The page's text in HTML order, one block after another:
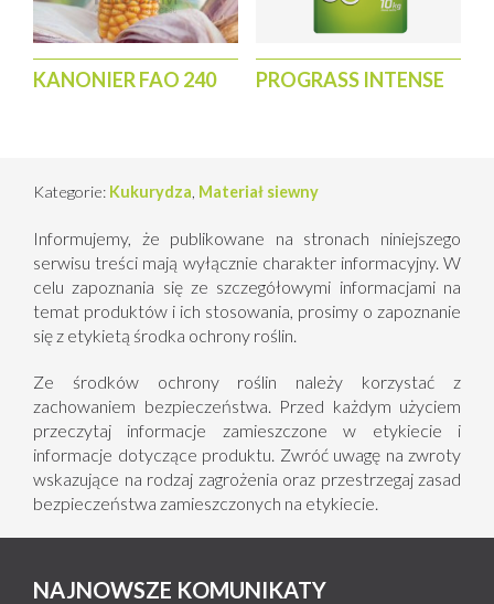
KANONIER FAO 240 PROGRASS INTENSE
Kategorie: Kukurydza Materiał siewny
Informujemy, że publikowane na stronach niniejszego
serwisu treści mają wyłącznie charakter informacyjny. W
celu zapoznania się ze szczegółowymi informacjami na
temat produktów i ich stosowania, prosimy o zapoznanie
się z etykietą środka ochrony roślin.
Ze środków ochrony roślin należy korzystać z
zachowaniem bezpieczeństwa. Przed każdym użyciem
przeczytaj informacje zamieszczone w etykiecie i
informacje dotyczące produktu. Zwróć uwagę na zwroty
wskazujące na rodzaj zagrożenia oraz przestrzegaj zasad
bezpieczeństwa zamieszczonych na etykiecie.
NAJNOWSZE KOMUNIKATY